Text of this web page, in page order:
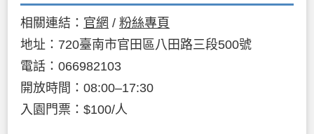
相關連結： 官網 / 粉絲專頁
地址：720臺南市官田區八田路三段500號
電話：066982103
開放時間：08:00–17:30
入園門票：$100/人